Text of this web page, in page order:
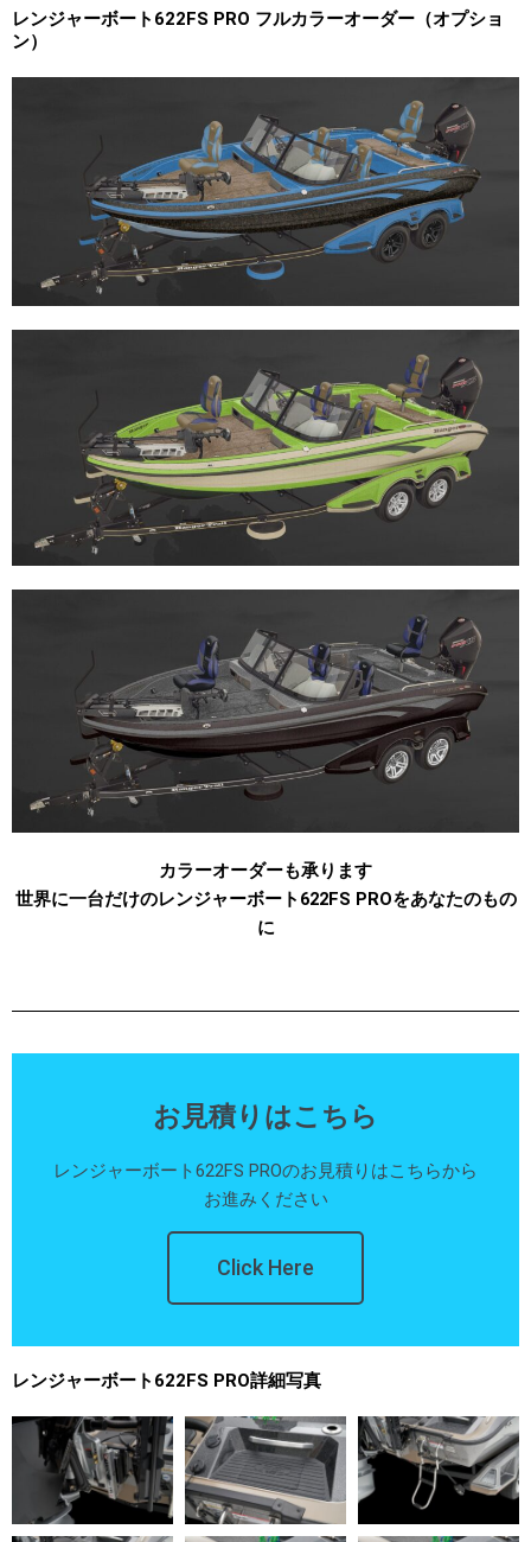
レンジャーボート622FS PRO フルカラーオーダー（オプショ
ン）
カラーオーダーも承ります
世界に一台だけのレンジャーボート622FS PROをあなたのもの
に
お見積りはこちら
レンジャーボート622FS PROのお見積りはこちらから
お進みください
Click Here
レンジャーボート622FS PRO詳細写真